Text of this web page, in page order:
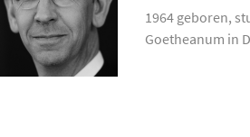
1964 geboren,
Goetheanum in